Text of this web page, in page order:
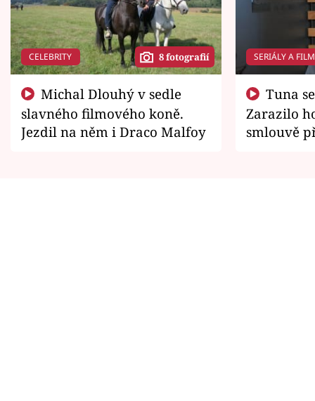
CELEBRITY 8 fotografií
slavného filmového koně.
Jezdil na něm i Draco Malfoy
SERIÁLY A
Zarazilo
smlouvě